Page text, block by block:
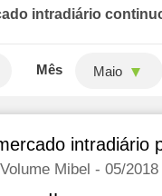
intradiário
Mês Maio
intradiário
Mibel - 05/2018